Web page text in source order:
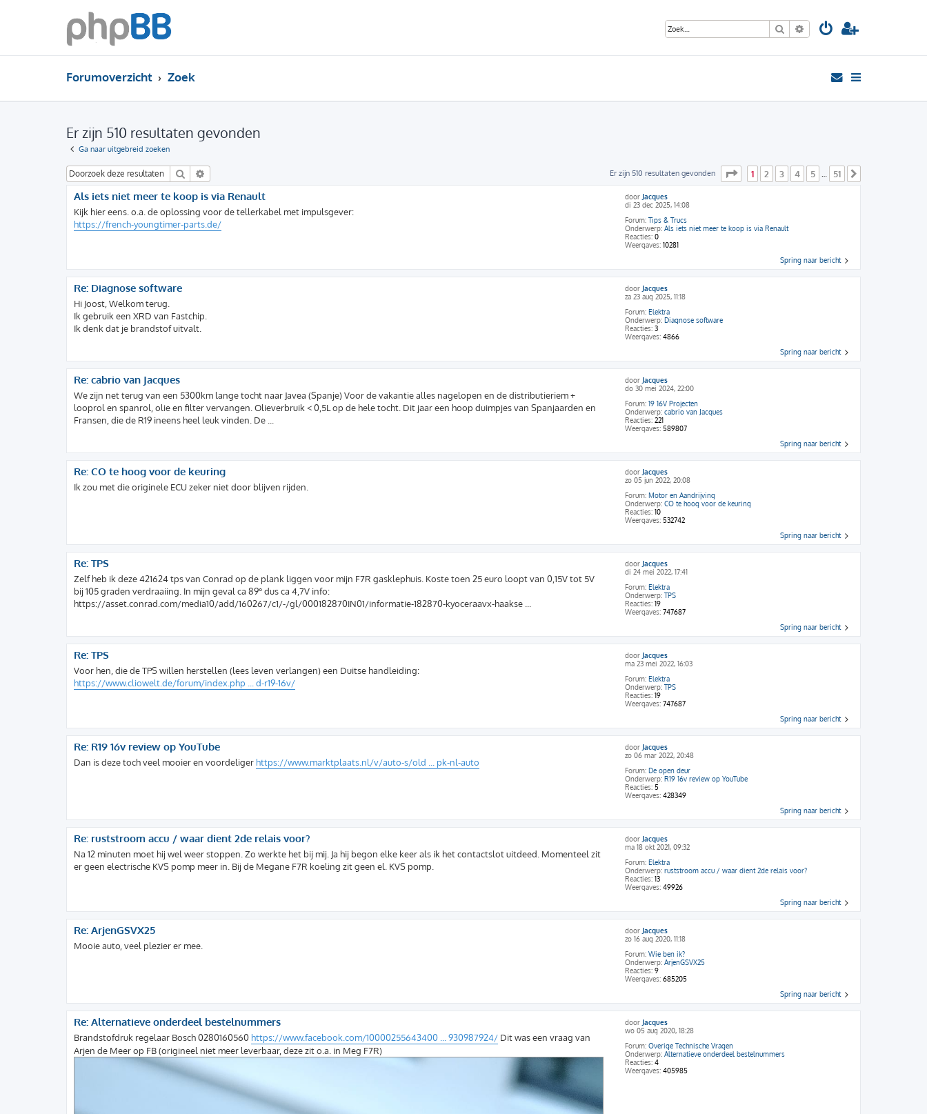
Zoek Uitgebreid zoeken
Forumoverzicht Zoek
Er zijn 510 resultaten gevonden
Ga naar uitgebreid zoeken
Zoek Er zijn 510 resultaten gevonden Pagina van 51
1 2 3 4 5 51
door Jacques
di 23 dec 2025, 14:08
Forum: Tips & Trucs
Onderwerp: Als iets niet meer te koop is via Renault
Reacties: 0
Weergaves: 10281
Als iets niet meer te koop is via Renault
Kijk hier eens. o.a. de oplossing voor de tellerkabel met impulsgever:
https://french-youngtimer-parts.de/
Spring naar bericht
door Jacques
za 23 aug 2025, 11:18
Forum: Elektra
Onderwerp: Diagnose software
Reacties: 3
Weergaves: 4866
Re: Diagnose software
Hi Joost, Welkom terug.
Ik gebruik een XRD van Fastchip.
Ik denk dat je brandstof uitvalt.
Spring naar bericht
door Jacques
do 30 mei 2024, 22:00
Forum: 19 16V Projecten
Onderwerp: cabrio van Jacques
Reacties: 221
Weergaves: 589807
Re: cabrio van Jacques
We zijn net terug van een 5300km lange tocht naar Javea (Spanje) Voor de vakantie alles nagelopen en de distributieriem +
looprol en spanrol, olie en filter vervangen. Olieverbruik < 0,5L op de hele tocht. Dit jaar een hoop duimpjes van Spanjaarden en
Fransen, die de R19 ineens heel leuk vinden. De ...
Spring naar bericht
door Jacques
zo 05 jun 2022, 20:08
Forum: Motor en Aandrijving
Onderwerp: CO te hoog voor de keuring
Reacties: 10
Weergaves: 532742
Re: CO te hoog voor de keuring
Ik zou met die originele ECU zeker niet door blijven rijden.
Spring naar bericht
door Jacques
di 24 mei 2022, 17:41
Forum: Elektra
Onderwerp: TPS
Reacties: 19
Weergaves: 747687
Re: TPS
Zelf heb ik deze 421624 tps van Conrad op de plank liggen voor mijn F7R gasklephuis. Koste toen 25 euro loopt van 0,15V tot 5V
bij 105 graden verdraaiing. In mijn geval ca 89° dus ca 4,7V info:
https://asset.conrad.com/media10/add/160267/c1/-/gl/000182870IN01/informatie-182870-kyoceraavx-haakse ...
Spring naar bericht
door Jacques
ma 23 mei 2022, 16:03
Forum: Elektra
Onderwerp: TPS
Reacties: 19
Weergaves: 747687
Re: TPS
Voor hen, die de TPS willen herstellen (lees leven verlangen) een Duitse handleiding:
https://www.cliowelt.de/forum/index.php ... d-r19-16v/
Spring naar bericht
door Jacques
zo 06 mar 2022, 20:48
Forum: De open deur
Onderwerp: R19 16v review op YouTube
Reacties: 5
Weergaves: 428349
Re: R19 16v review op YouTube
Dan is deze toch veel mooier en voordeliger https://www.marktplaats.nl/v/auto-s/old ... pk-nl-auto
Spring naar bericht
door Jacques
ma 18 okt 2021, 09:32
Forum: Elektra
Onderwerp: ruststroom accu / waar dient 2de relais voor?
Reacties: 13
Weergaves: 49926
Re: ruststroom accu / waar dient 2de relais voor?
Na 12 minuten moet hij wel weer stoppen. Zo werkte het bij mij. Ja hij begon elke keer als ik het contactslot uitdeed. Momenteel zit
er geen electrische KVS pomp meer in. Bij de Megane F7R koeling zit geen el. KVS pomp.
Spring naar bericht
door Jacques
zo 16 aug 2020, 11:18
Forum: Wie ben ik?
Onderwerp: ArjenGSVX25
Reacties: 9
Weergaves: 685205
Re: ArjenGSVX25
Mooie auto, veel plezier er mee.
Spring naar bericht
door Jacques
wo 05 aug 2020, 18:28
Forum: Overige Technische Vragen
Onderwerp: Alternatieve onderdeel bestelnummers
Reacties: 4
Weergaves: 405985
Re: Alternatieve onderdeel bestelnummers
Brandstofdruk regelaar Bosch 0280160560 https://www.facebook.com/10000255643400 ... 930987924/ Dit was een vraag van
Arjen de Meer op FB (origineel niet meer leverbaar, deze zit o.a. in Meg F7R)